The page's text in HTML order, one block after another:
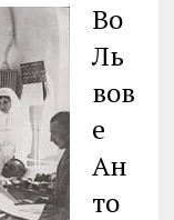
Во
Ль
вов
е
Ан
то